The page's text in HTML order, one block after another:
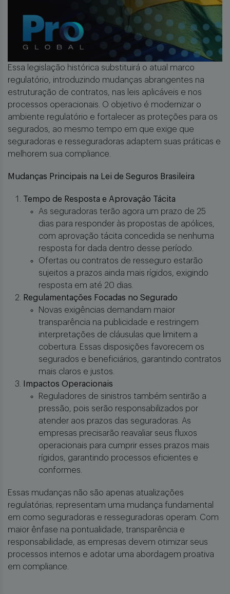
Essa legislação histórica substituirá o atual marco
regulatório, introduzindo mudanças abrangentes na
estruturação de contratos, nas leis aplicáveis e nos
processos operacionais. O objetivo é modernizar o
ambiente regulatório e fortalecer as proteções para os
segurados, ao mesmo tempo em que exige que
seguradoras e resseguradoras adaptem suas práticas e
melhorem sua compliance.
Mudanças Principais na Lei de Seguros Brasileira
Tempo de Resposta e Aprovação Tácita
As seguradoras terão agora um prazo de 25
dias para responder às propostas de apólices,
com aprovação tácita concedida se nenhuma
resposta for dada dentro desse período.
Ofertas ou contratos de resseguro estarão
sujeitos a prazos ainda mais rígidos, exigindo
resposta em até 20 dias.
Regulamentações Focadas no Segurado
Novas exigências demandam maior
transparência na publicidade e restringem
interpretações de cláusulas que limitem a
cobertura. Essas disposições favorecem os
segurados e beneficiários, garantindo contratos
mais claros e justos.
Impactos Operacionais
Reguladores de sinistros também sentirão a
pressão, pois serão responsabilizados por
atender aos prazos das seguradoras. As
empresas precisarão reavaliar seus fluxos
operacionais para cumprir esses prazos mais
rígidos, garantindo processos eficientes e
conformes.
Essas mudanças não são apenas atualizações
regulatórias; representam uma mudança fundamental
em como seguradoras e resseguradoras operam. Com
maior ênfase na pontualidade, transparência e
responsabilidade, as empresas devem otimizar seus
processos internos e adotar uma abordagem proativa
em compliance.